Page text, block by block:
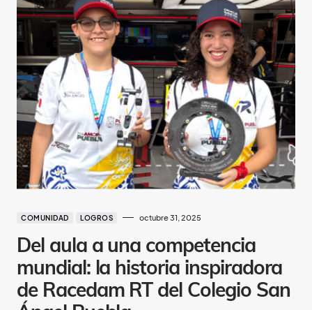
COMUNIDAD LOGROS octubre 31, 2025
Del aula a una competencia
mundial: la historia inspiradora
de Racedam RT del Colegio San